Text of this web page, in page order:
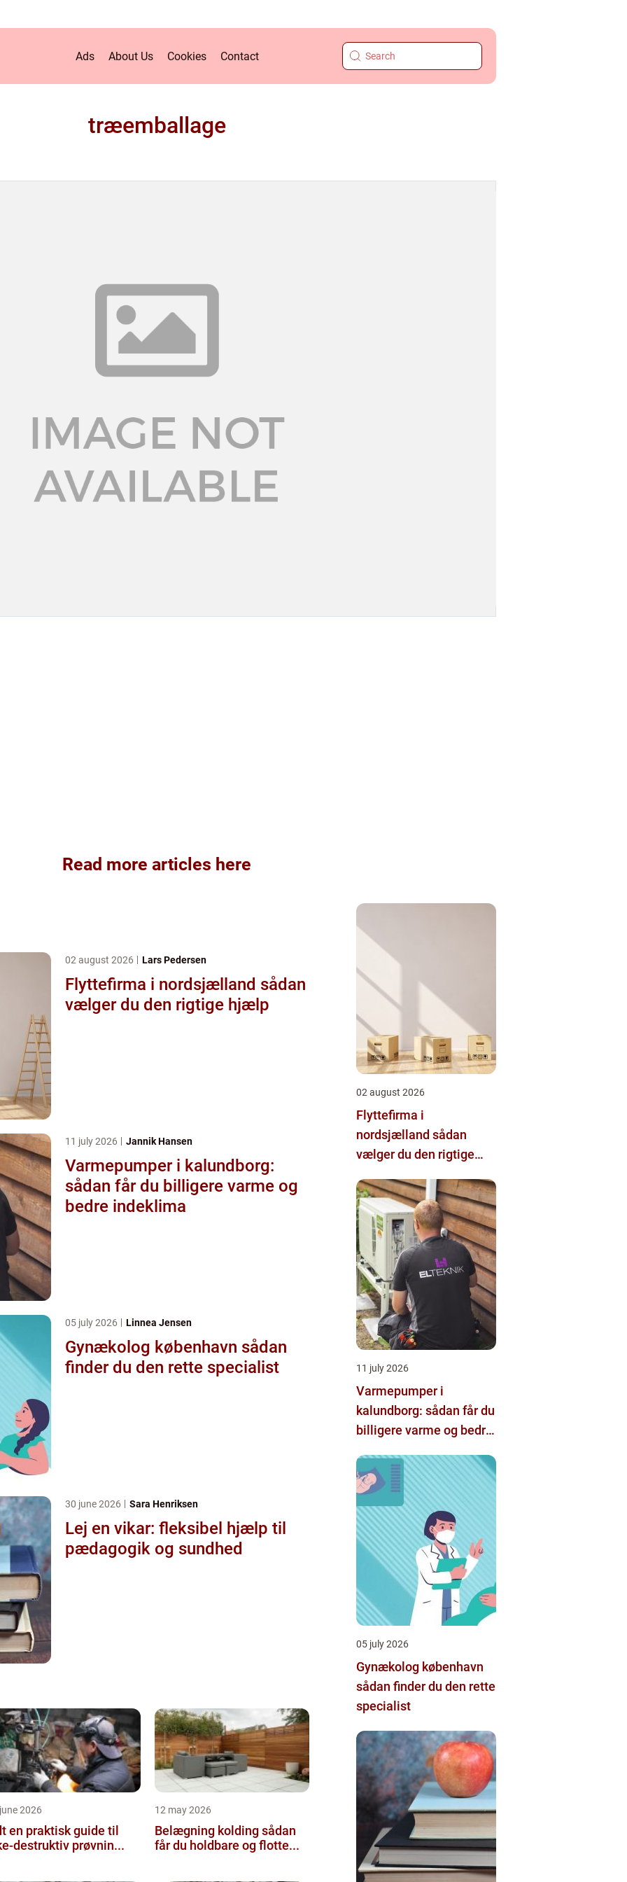
Ads About Us Cookies Contact
træemballage
Read more articles here
02 august 2026 Lars Pedersen
Flyttefirma i nordsjælland sådan
vælger du den rigtige hjælp
11 july 2026 Jannik Hansen
Varmepumper i kalundborg:
sådan får du billigere varme og
bedre indeklima
05 july 2026 Linnea Jensen
Gynækolog københavn sådan
finder du den rette specialist
30 june 2026 Sara Henriksen
Lej en vikar: fleksibel hjælp til
pædagogik og sundhed
2026
til
destruktiv prøvnin...
12 may 2026
Belægning kolding sådan
får du holdbare og flotte...
02 august 2026
Flyttefirma i
nordsjælland sådan
vælger du den rigtige
11 july 2026
Varmepumper i
kalundborg: sådan får du
billigere varme og bedre
05 july 2026
Gynækolog københavn
sådan finder du den rette
specialist